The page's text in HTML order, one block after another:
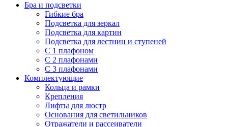
Бра и подсветки
Гибкие бра
Подсветка для зеркал
Подсветка для картин
Подсветка для лестниц и ступеней
С 1 плафоном
С 2 плафонами
С 3 плафонами
Комплектующие
Кольца и рамки
Крепления
Лифты для люстр
Основания для светильников
Отражатели и рассеиватели